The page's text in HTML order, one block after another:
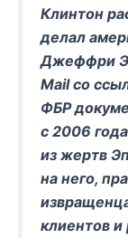
Клинтон
делал
Джеффри
Mail со
ФБР
с 2006
из жертв
на него,
клиентов и